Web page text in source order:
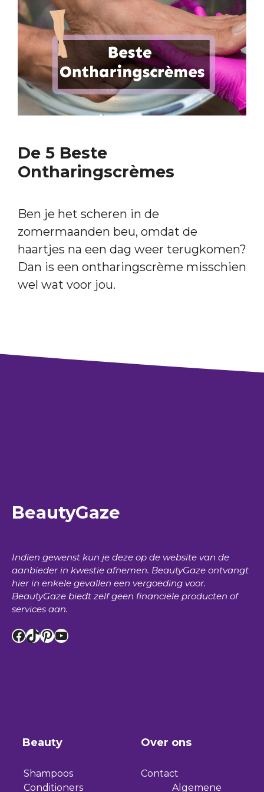
De 5 Beste
Ontharingscrèmes
Ben je het scheren in de
zomermaanden beu, omdat de
haartjes na een dag weer terugkomen?
Dan is een ontharingscrème misschien
wel wat voor jou.
BeautyGaze
Indien gewenst kun je deze op de website van de
aanbieder in kwestie afnemen. BeautyGaze ontvangt
hier in enkele gevallen een vergoeding voor.
BeautyGaze biedt zelf geen financiële producten of
services aan.
Facebook
TikTok
Pinterest
YouTube
Beauty
Shampoos
Conditioners
Over ons
Contact
Algemene